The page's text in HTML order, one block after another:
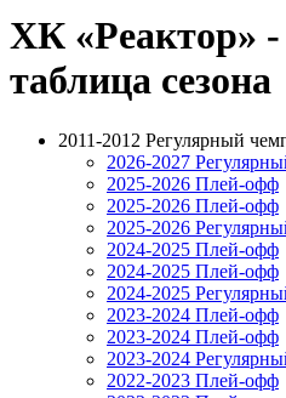
ХК «Реактор»
таблица сезона
2011-2012 Регулярный
2026-2027
2025-2026 Плей-офф
2025-2026 Плей-офф
2025-2026
2024-2025 Плей-офф
2024-2025 Плей-офф
2024-2025
2023-2024 Плей-офф
2023-2024 Плей-офф
2023-2024
2022-2023 Плей-офф